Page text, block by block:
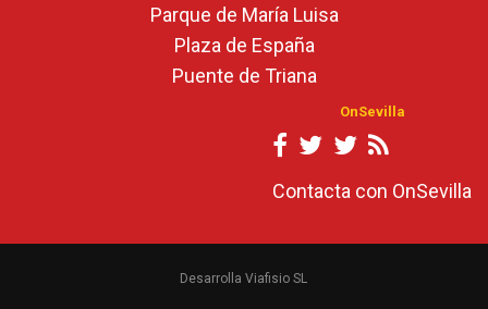
Parque de María Luisa
Plaza de España
Puente de Triana
OnSevilla
Contacta con OnSevilla
Desarrolla Viafisio SL